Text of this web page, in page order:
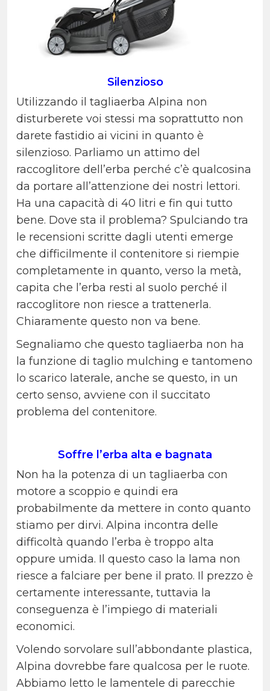
Silenzioso
Utilizzando il tagliaerba Alpina non
disturberete voi stessi ma soprattutto non
darete fastidio ai vicini in quanto è
silenzioso. Parliamo un attimo del
raccoglitore dell’erba perché c’è qualcosina
da portare all’attenzione dei nostri lettori.
Ha una capacità di 40 litri e fin qui tutto
bene. Dove sta il problema? Spulciando tra
le recensioni scritte dagli utenti emerge
che difficilmente il contenitore si riempie
completamente in quanto, verso la metà,
capita che l’erba resti al suolo perché il
raccoglitore non riesce a trattenerla.
Chiaramente questo non va bene.
Segnaliamo che questo tagliaerba non ha
la funzione di taglio mulching e tantomeno
lo scarico laterale, anche se questo, in un
certo senso, avviene con il succitato
problema del contenitore.
Soffre l’erba alta e bagnata
Non ha la potenza di un tagliaerba con
motore a scoppio e quindi era
probabilmente da mettere in conto quanto
stiamo per dirvi. Alpina incontra delle
difficoltà quando l’erba è troppo alta
oppure umida. Il questo caso la lama non
riesce a falciare per bene il prato. Il prezzo è
certamente interessante, tuttavia la
conseguenza è l’impiego di materiali
economici.
Volendo sorvolare sull’abbondante plastica,
Alpina dovrebbe fare qualcosa per le ruote.
Abbiamo letto le lamentele di parecchie